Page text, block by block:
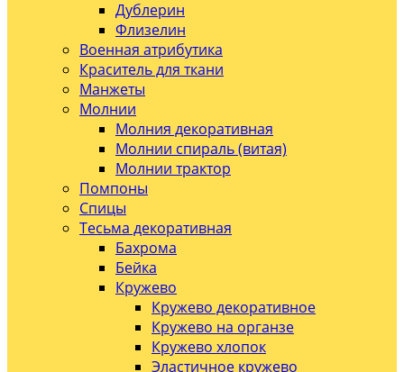
Дублерин
Флизелин
Военная атрибутика
Краситель для ткани
Манжеты
Молнии
Молния декоративная
Молнии спираль (витая)
Молнии трактор
Помпоны
Спицы
Тесьма декоративная
Бахрома
Бейка
Кружево
Кружево декоративное
Кружево на органзе
Кружево хлопок
Эластичное кружево